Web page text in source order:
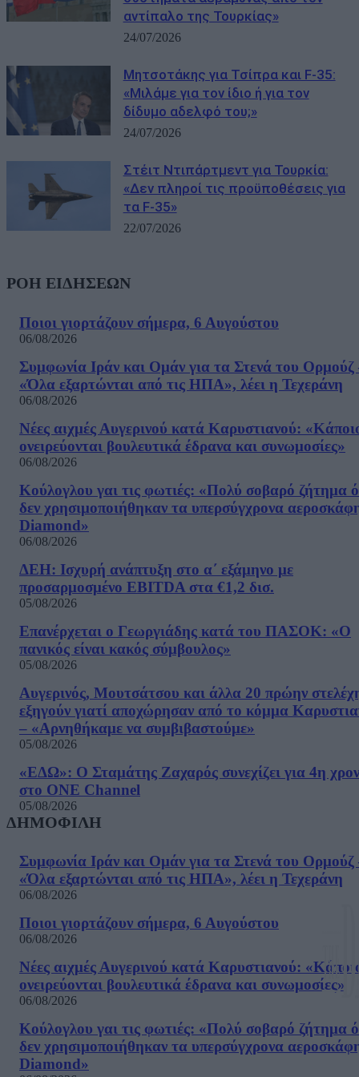
αντίπαλο της Τουρκίας»
24/07/2026
Μητσοτάκης για Τσίπρα και F-35:
«Μιλάμε για τον ίδιο ή για τον
δίδυμο αδελφό του;»
24/07/2026
Στέιτ Ντιπάρτμεντ για Τουρκία:
«Δεν πληροί τις προϋποθέσεις για
τα F-35»
22/07/2026
ΡΟΗ ΕΙΔΗΣΕΩΝ
Ποιοι γιορτάζουν σήμερα, 6 Αυγούστου
06/08/2026
Συμφωνία Ιράν και Ομάν για τα Στενά του Ορμούζ
«Όλα εξαρτώνται από τις ΗΠΑ», λέει η Τεχεράνη
06/08/2026
Νέες αιχμές Αυγερινού κατά Καρυστιανού:
ονειρεύονται βουλευτικά έδρανα και συνωμοσίες»
06/08/2026
Κούλογλου γαι τις φωτιές: «Πολύ σοβαρό ζήτημα
δεν χρησιμοποιήθηκαν τα υπερσύγχρονα
Diamond»
06/08/2026
ΔΕΗ: Ισχυρή ανάπτυξη στο α΄ εξάμηνο με
προσαρμοσμένο EBITDA στα €1,2 δισ.
05/08/2026
Επανέρχεται ο Γεωργιάδης κατά του ΠΑΣΟΚ: «Ο
πανικός είναι κακός σύμβουλος»
05/08/2026
Αυγερινός, Μουτσάτσου και άλλα 20 πρώην
εξηγούν γιατί αποχώρησαν από το κόμμα
– «Αρνηθήκαμε να συμβιβαστούμε»
05/08/2026
«ΕΔΩ»: Ο Σταμάτης Ζαχαρός συνεχίζει για 4η
στο ONE Channel
05/08/2026
ΔΗΜΟΦΙΛΗ
Συμφωνία Ιράν και Ομάν για τα Στενά του Ορμούζ
«Όλα εξαρτώνται από τις ΗΠΑ», λέει η Τεχεράνη
06/08/2026
Ποιοι γιορτάζουν σήμερα, 6 Αυγούστου
06/08/2026
Νέες αιχμές Αυγερινού κατά Καρυστιανού:
ονειρεύονται βουλευτικά έδρανα και συνωμοσίες»
06/08/2026
Κούλογλου γαι τις φωτιές: «Πολύ σοβαρό ζήτημα
δεν χρησιμοποιήθηκαν τα υπερσύγχρονα
Diamond»